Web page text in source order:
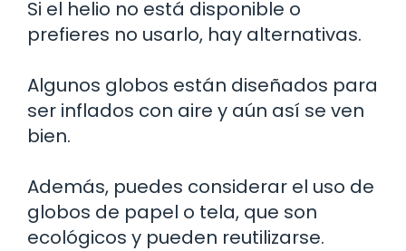
Si el helio no está disponible o
prefieres no usarlo, hay alternativas.
Algunos globos están diseñados para
ser inflados con aire y aún así se ven
bien.
Además, puedes considerar el uso de
globos de papel o tela, que son
ecológicos y pueden reutilizarse.